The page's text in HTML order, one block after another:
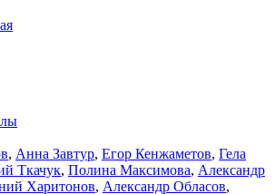
, Анна Завтур, Егор Кенжаметов, Гела
Ткачук, Полина Максимова, Александр
Харитонов, Александр Обласов,